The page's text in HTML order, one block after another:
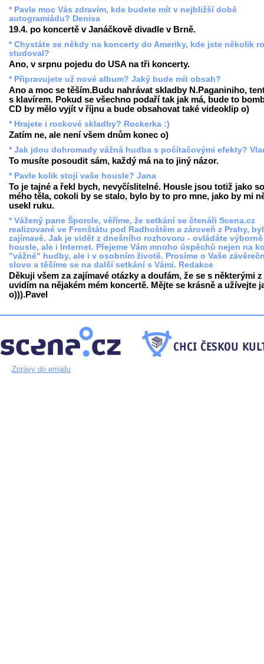
* Pavle moc Vás zdravím, kde budete mít v nejbližší době
autogramiádu? Denisa
19.4. po koncertě v Janáčkově divadle v Brně.
* Chystáte se někdy na koncerty do Ameriky, kde jste několik
studoval?
Ano, v srpnu pojedu do USA na tři koncerty.
* Připravujete už nové album? Jaký bude mít obsah?
Ano a moc se těším.Budu nahrávat skladby N.Paganiniho,
s klavírem. Pokud se všechno podaří tak jak má, bude to
CD by mělo vyjít v říjnu a bude obsahovat také videoklip o)
* Hrajete i rockové skladby? Rockerka :)
Zatím ne, ale není všem dnům konec o)
* Jak jdou dohromady vážná hudba s počítačovými efekty?
To musíte posoudit sám, každý má na to jiný názor.
* Pavle kolik stojí vaše housle? Jana
To je tajné a řekl bych, nevyčíslitelné. Housle jsou totiž jako
mého těla, cokoli by se stalo, bylo by to pro mne, jako by mi
usekl ruku.
* Vážený pane Šporcle, věříme, že setkání se čtenáři Scena.cz
realizované ve Frenštátu pod Radhoštěm a zároveň z Prahy,
zajímavé. Jak je vidět z dnešního rozhovoru - ovládáte
housle, ale i Internet. Přejeme Vám mnoho úspěchů nejen na
"vážné" hudby, ale i v osobním životě. Prosíme o Vaše
slovo a těšíme se na další setkání s Vámi. Redakce
Děkuji všem za zajímavé otázky a doufám, že se s některými z
uvidím na nějakém mém koncertě. Mějte se krásně a užívejte
o))).Pavel
Zprávy do emailu